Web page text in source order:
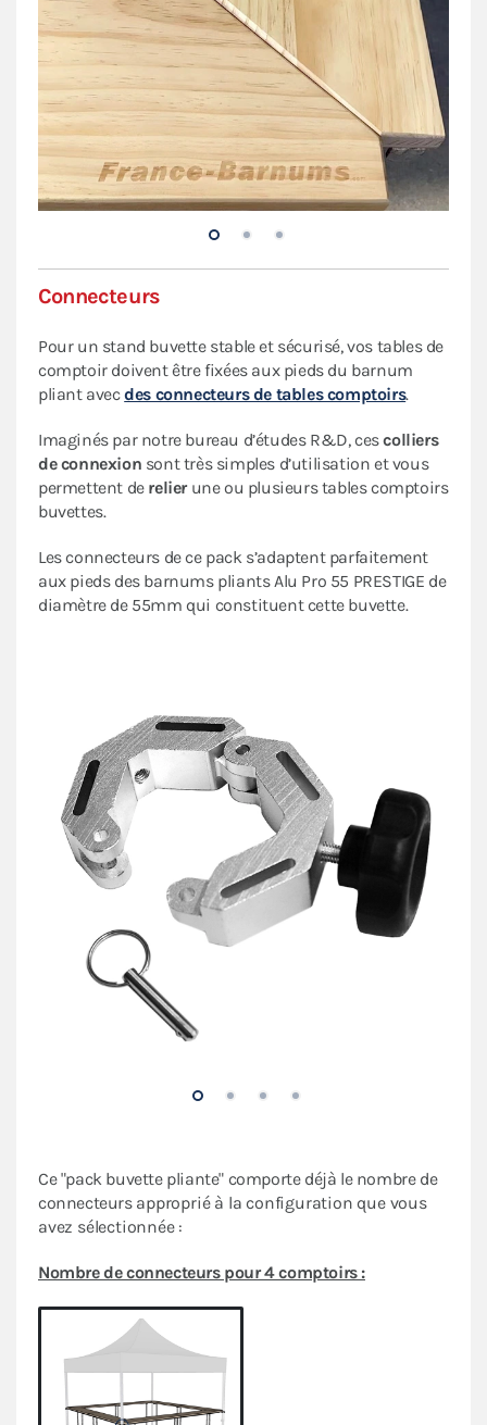
Connecteurs
Pour un stand buvette stable et sécurisé, vos tables de
comptoir doivent être fixées aux pieds du barnum
pliant avecdes connecteurs de tables comptoirs.
Imaginés par notre bureau d’études R&D, cescolliers
de connexion sont très simples d’utilisation et vous
permettent de relierune ou plusieurs tables comptoirs
buvettes.
Les connecteurs de ce pack s’adaptent parfaitement
aux pieds des barnums pliants Alu Pro 55 PRESTIGE de
diamètre de 55mm qui constituent cette buvette.
Ce "pack buvette pliante" comporte déjà le nombre de
connecteurs approprié à la configuration que vous
avez sélectionnée :
Nombre de connecteurs pour 4 comptoirs :